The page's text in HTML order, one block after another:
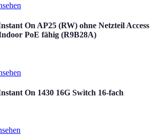
On AP25 (RW) ohne Netzteil Access
PoE fähig (R9B28A)
On 1430 16G Switch 16-fach